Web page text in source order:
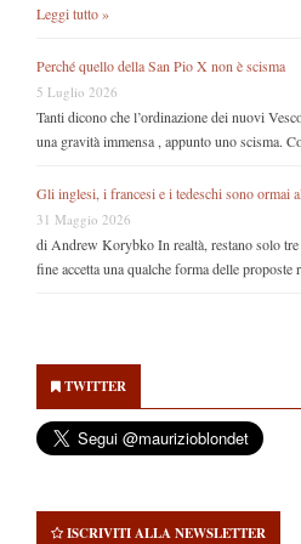
Leggi tutto »
Perché quello della San Pio X non è scisma
5 Luglio 2026
Tanti dicono che l’ordinazione dei nuovi
una gravità immensa , appunto uno scisma.
Gli inglesi, i francesi e i tedeschi sono ormai
31 Maggio 2026
di Andrew Korybko In realtà, restano solo
fine accetta una qualche forma delle
Sidebar
TWITTER
ISCRIVITI ALLA NEWSLETTER